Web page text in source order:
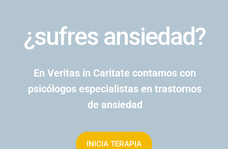
¿sufres ansiedad?
En Veritas in Caritate contamos con
psicólogos especialistas en trastornos
de ansiedad
INICIA TERAPIA